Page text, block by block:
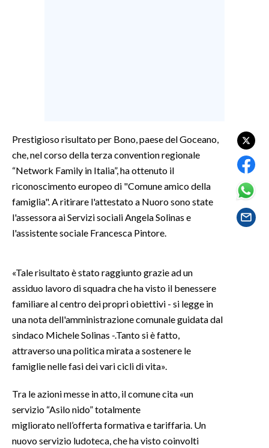
CULTURA
SPETTACOLI
GOSSIP
SALUTE
SARDI NEL MONDO
NOTIZIE
#CARAUNIONE
INSULARITÀ
INFO AZIENDE
Prestigioso risultato per Bono, paese del Goceano,
che, nel corso della terza convention regionale
“Network Family in Italia”, ha ottenuto il
riconoscimento europeo di "Comune amico della
famiglia". A ritirare l'attestato a Nuoro sono state
l'assessora ai Servizi sociali Angela Solinas e
l'assistente sociale Francesca Pintore.
«Tale risultato è stato raggiunto grazie ad un
assiduo lavoro di squadra che ha visto il benessere
familiare al centro dei propri obiettivi - si legge in
una nota dell'amministrazione comunale guidata dal
sindaco Michele Solinas -.Tanto si è fatto,
attraverso una politica mirata a sostenere le
famiglie nelle fasi dei vari cicli di vita».
Tra le azioni messe in atto, il comune cita «un
servizio “Asilo nido” totalmente
migliorato nell’offerta formativa e tariffaria. Un
nuovo servizio ludoteca, che ha visto coinvolti